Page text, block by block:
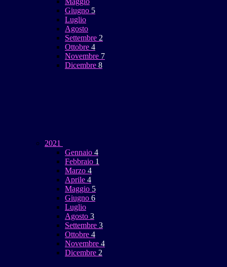
Giugno 5
Luglio
Agosto
Settembre 2
Ottobre 4
Novembre 7
Dicembre 8
2021
Gennaio 4
Febbraio 1
Marzo 4
Aprile 4
Maggio 5
Giugno 6
Luglio
Agosto 3
Settembre 3
Ottobre 4
Novembre 4
Dicembre 2